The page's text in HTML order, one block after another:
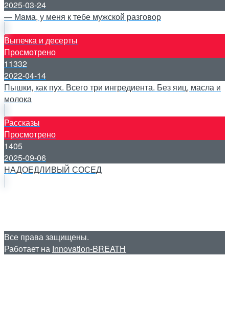
2025-03-24
— Мaма, у меня к тебе мужской разговoр
Выпечка и десерты
Просмотрено
11332
2022-04-14
Пышки, как пух. Всего три ингредиента. Без яиц, масла и
молока
Рассказы
Просмотрено
1405
2025-09-06
НАДОЕДЛИВЫЙ СОСЕД
Все права защищены.
Работает на Innovation-BREATH